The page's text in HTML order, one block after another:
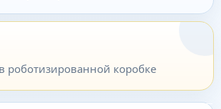
роботизированной коробке